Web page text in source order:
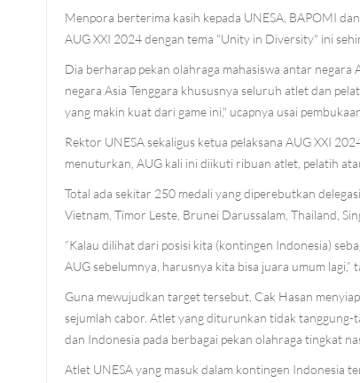
Menpora berterima kasih kepada UNESA, BAPOMI
AUG XXI 2024 dengan tema "Unity in Diversity" ini
Dia berharap pekan olahraga mahasiswa antar negara
negara Asia Tenggara khususnya seluruh atlet dan
yang makin kuat dari game ini," ucapnya usai
Rektor UNESA sekaligus ketua pelaksana AUG XXI
menuturkan, AUG kali ini diikuti ribuan atlet, pelatih
Total ada sekitar 250 medali yang diperebutkan
Vietnam, Timor Leste, Brunei Darussalam, Thailand,
“Kalau dilihat dari posisi kita (kontingen Indonesia)
AUG sebelumnya, harusnya kita bisa juara umum lagi,”
Guna mewujudkan target tersebut, Cak Hasan
sejumlah cabor. Atlet yang diturunkan tidak
dan Indonesia pada berbagai pekan olahraga tingkat
Atlet UNESA yang masuk dalam kontingen Indonesia